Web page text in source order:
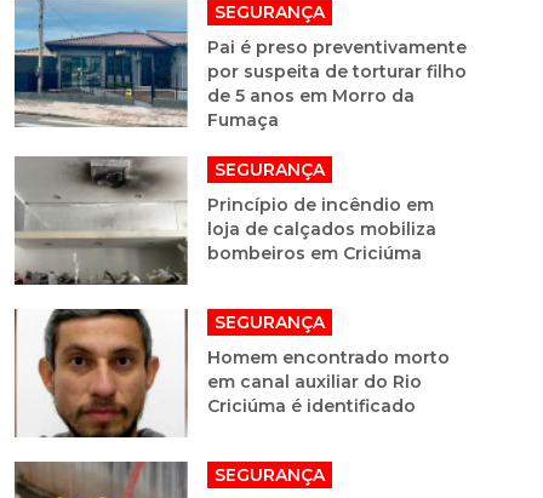
SEGURANÇA
Pai é preso preventivamente
por suspeita de torturar filho
de 5 anos em Morro da
Fumaça
SEGURANÇA
Princípio de incêndio em
loja de calçados mobiliza
bombeiros em Criciúma
SEGURANÇA
Homem encontrado morto
em canal auxiliar do Rio
Criciúma é identificado
SEGURANÇA